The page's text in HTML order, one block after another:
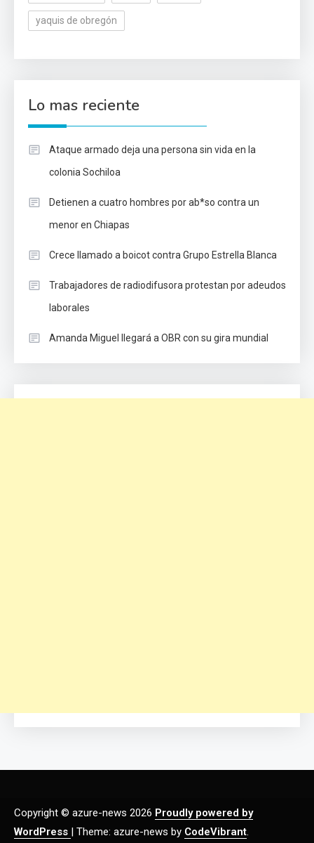
yaquis de obregón
Lo mas reciente
Ataque armado deja una persona sin vida en la
colonia Sochiloa
Detienen a cuatro hombres por ab*so contra un
menor en Chiapas
Crece llamado a boicot contra Grupo Estrella Blanca
Trabajadores de radiodifusora protestan por adeudos
laborales
Amanda Miguel llegará a OBR con su gira mundial
Copyright © azure-news 2026 Proudly powered by
WordPress
Theme: azure-news by CodeVibrant.